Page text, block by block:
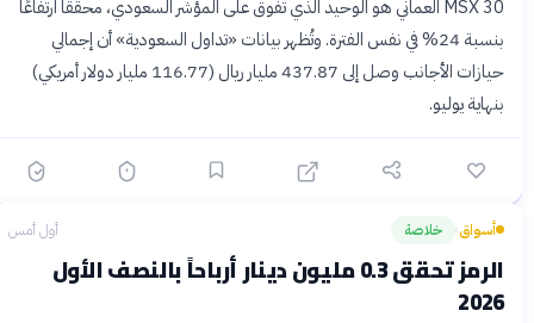
MSX 30 العماني هو الوحيد الذي تفوق على المؤشر السعودي، محققًا ارتفاعًا
بنسبة 24% في نفس الفترة. وتُظهر بيانات «تداول السعودية» أن إجمالي
حيازات الأجانب وصل إلى 437.87 مليار ريال (116.77 مليار دولار أمريكي)
بنهاية يوليو.
أسواق› خلاصة أول أمس
الرمز تحقق 0.3 مليون دينار أرباحاً بالنصف الأول
2026